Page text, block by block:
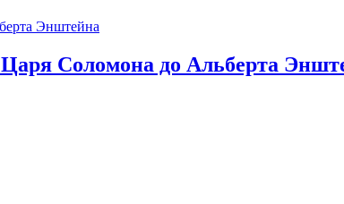
Соломона до Альберта